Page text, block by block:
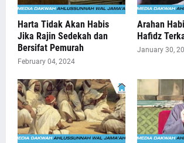
Harta Tidak Akan Habis
Jika Rajin Sedekah dan
Bersifat Pemurah
February 04, 2024
Arahan
Hafidz
January 30,